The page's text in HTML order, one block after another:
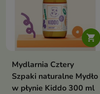

Mydlarnia Cztery
Szpaki naturalne Mydło
w płynie Kiddo 300 ml